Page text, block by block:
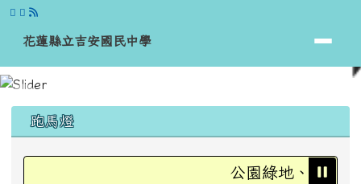
跳至主內容區
花蓮縣立吉安國民中學
花蓮縣立吉安國民中學
上中區域內容
跑馬燈
公園綠地、運動
頁尾區域